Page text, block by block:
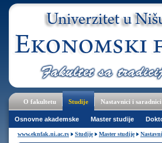
O fakultetu Studije Nastavnici i saradnici
Osnovne akademske Master studije
www.eknfak.ni.ac.rs Studije Master studije